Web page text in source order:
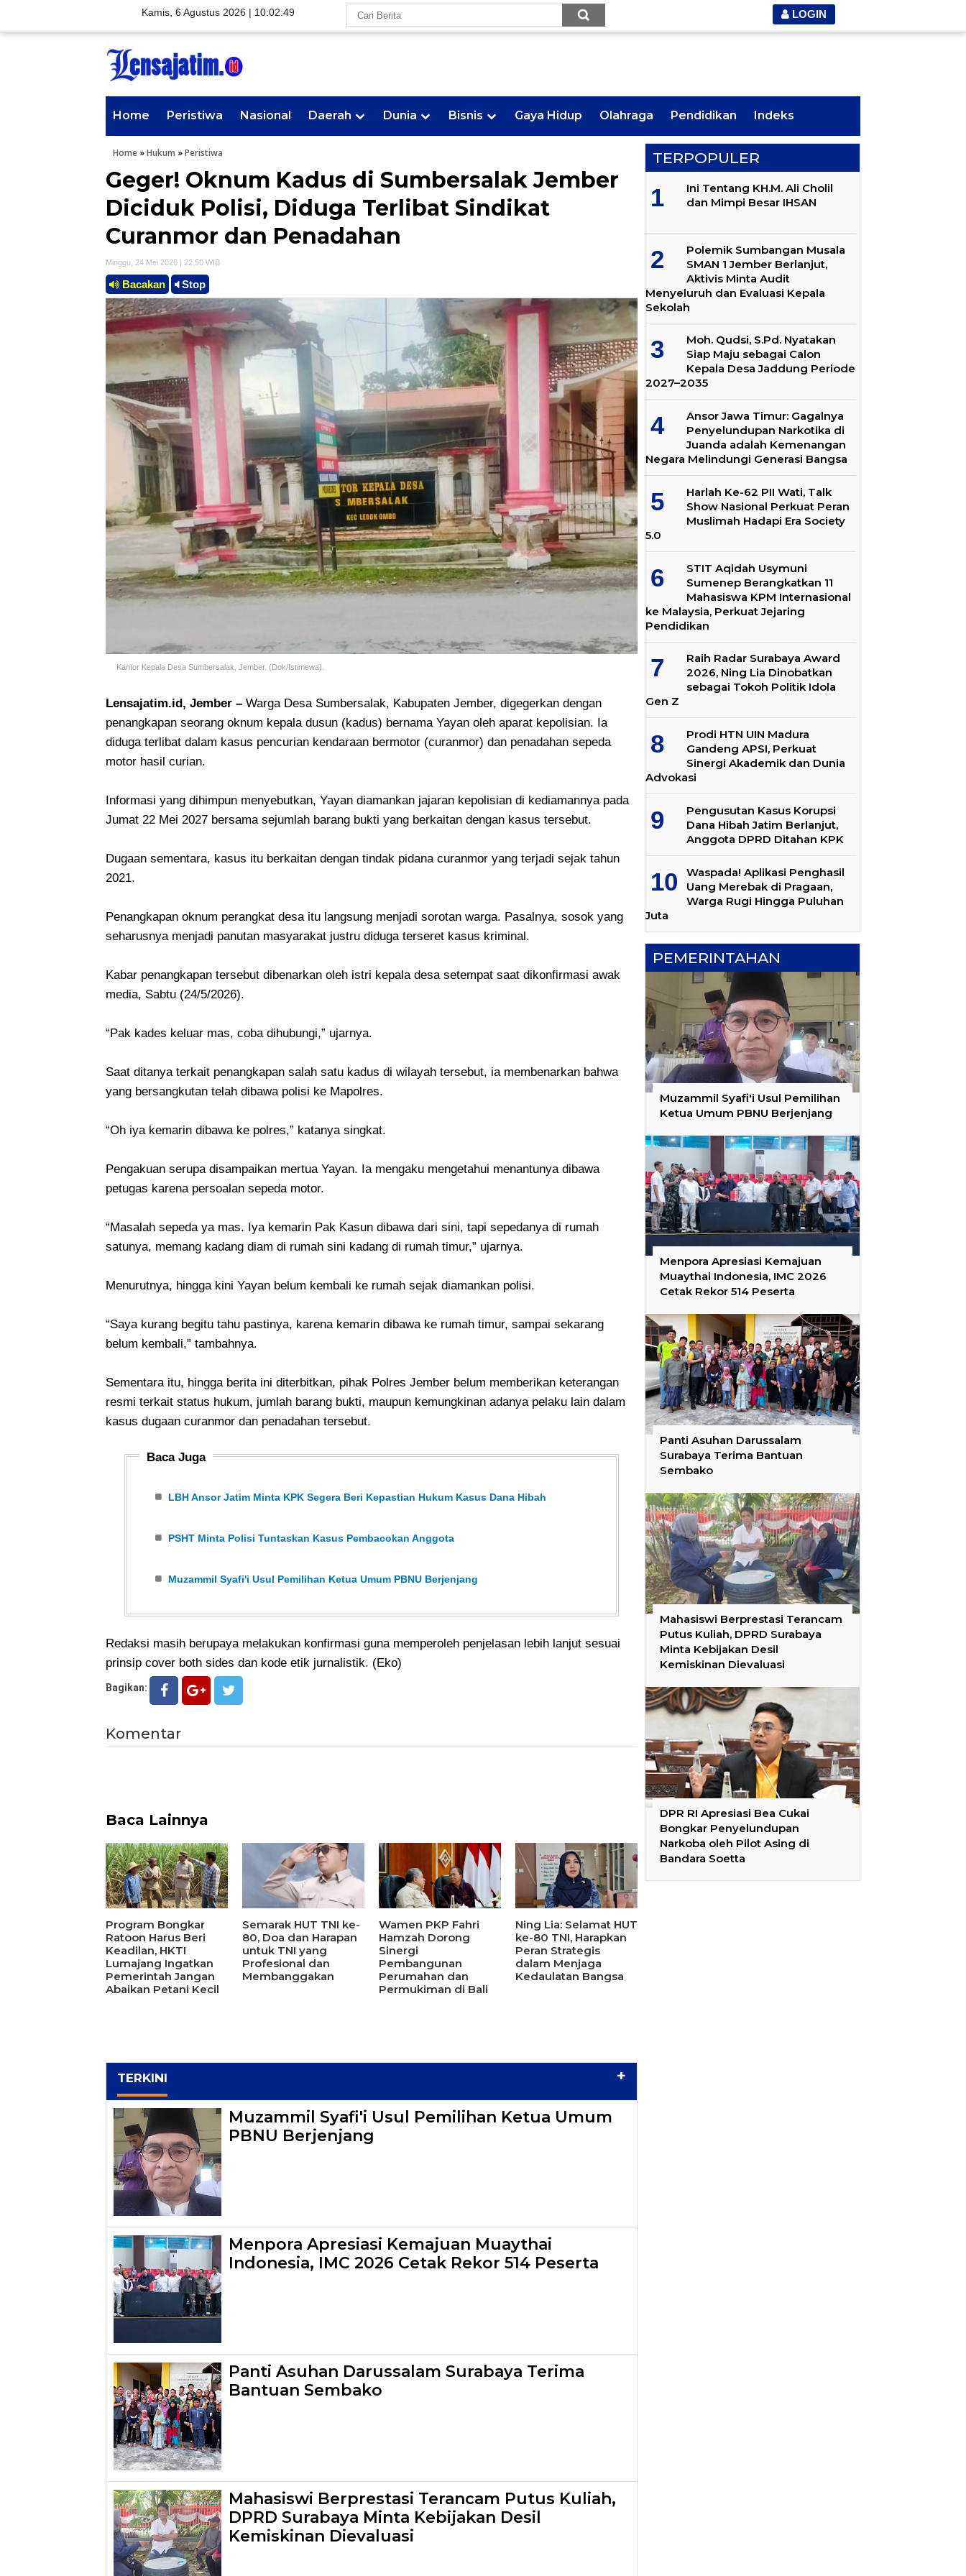
Kamis, 6 Agustus 2026 | 10:02:50 LOGIN
Home Peristiwa Nasional Daerah Dunia Bisnis Gaya Hidup Olahraga Pendidikan Indeks
Home »Hukum »Peristiwa
Geger! Oknum Kadus di Sumbersalak Jember
Diciduk Polisi, Diduga Terlibat Sindikat
Curanmor dan Penadahan
Minggu, 24 Mei 2026 | 22.50 WIB
Bacakan Stop
Kantor Kepala Desa Sumbersalak, Jember. (Dok/Istimewa).
Lensajatim.id, Jember – Warga Desa Sumbersalak, Kabupaten Jember, digegerkan dengan
penangkapan seorang oknum kepala dusun (kadus) bernama Yayan oleh aparat kepolisian. Ia
diduga terlibat dalam kasus pencurian kendaraan bermotor (curanmor) dan penadahan sepeda
motor hasil curian.
Informasi yang dihimpun menyebutkan, Yayan diamankan jajaran kepolisian di kediamannya pada
Jumat 22 Mei 2027 bersama sejumlah barang bukti yang berkaitan dengan kasus tersebut.
Dugaan sementara, kasus itu berkaitan dengan tindak pidana curanmor yang terjadi sejak tahun
2021.
Penangkapan oknum perangkat desa itu langsung menjadi sorotan warga. Pasalnya, sosok yang
seharusnya menjadi panutan masyarakat justru diduga terseret kasus kriminal.
Kabar penangkapan tersebut dibenarkan oleh istri kepala desa setempat saat dikonfirmasi awak
media, Sabtu (24/5/2026).
“Pak kades keluar mas, coba dihubungi,” ujarnya.
Saat ditanya terkait penangkapan salah satu kadus di wilayah tersebut, ia membenarkan bahwa
yang bersangkutan telah dibawa polisi ke Mapolres.
“Oh iya kemarin dibawa ke polres,” katanya singkat.
Pengakuan serupa disampaikan mertua Yayan. Ia mengaku mengetahui menantunya dibawa
petugas karena persoalan sepeda motor.
“Masalah sepeda ya mas. Iya kemarin Pak Kasun dibawa dari sini, tapi sepedanya di rumah
satunya, memang kadang diam di rumah sini kadang di rumah timur,” ujarnya.
Menurutnya, hingga kini Yayan belum kembali ke rumah sejak diamankan polisi.
“Saya kurang begitu tahu pastinya, karena kemarin dibawa ke rumah timur, sampai sekarang
belum kembali,” tambahnya.
Sementara itu, hingga berita ini diterbitkan, pihak Polres Jember belum memberikan keterangan
resmi terkait status hukum, jumlah barang bukti, maupun kemungkinan adanya pelaku lain dalam
kasus dugaan curanmor dan penadahan tersebut.
Baca Juga
LBH Ansor Jatim Minta KPK Segera Beri Kepastian Hukum Kasus Dana Hibah
PSHT Minta Polisi Tuntaskan Kasus Pembacokan Anggota
Muzammil Syafi'i Usul Pemilihan Ketua Umum PBNU Berjenjang
Redaksi masih berupaya melakukan konfirmasi guna memperoleh penjelasan lebih lanjut sesuai
prinsip cover both sides dan kode etik jurnalistik. (Eko)
Bagikan:
Komentar
Baca Lainnya
Program Bongkar
Ratoon Harus Beri
Keadilan, HKTI
Lumajang Ingatkan
Pemerintah Jangan
Abaikan Petani Kecil
Semarak HUT TNI ke-
80, Doa dan Harapan
untuk TNI yang
Profesional dan
Membanggakan
Wamen PKP Fahri
Hamzah Dorong
Sinergi
Pembangunan
Perumahan dan
Permukiman di Bali
Ning Lia: Selamat HUT
ke-80 TNI, Harapkan
Peran Strategis
dalam Menjaga
Kedaulatan Bangsa
TERKINI +
Muzammil Syafi'i Usul Pemilihan Ketua Umum
PBNU Berjenjang
Menpora Apresiasi Kemajuan Muaythai
Indonesia, IMC 2026 Cetak Rekor 514 Peserta
Panti Asuhan Darussalam Surabaya Terima
Bantuan Sembako
Mahasiswi Berprestasi Terancam Putus Kuliah,
DPRD Surabaya Minta Kebijakan Desil
Kemiskinan Dievaluasi
TERPOPULER
Ini Tentang KH.M. Ali Cholil
dan Mimpi Besar IHSAN
Polemik Sumbangan Musala
SMAN 1 Jember Berlanjut,
Aktivis Minta Audit
Menyeluruh dan Evaluasi Kepala
Sekolah
Moh. Qudsi, S.Pd. Nyatakan
Siap Maju sebagai Calon
Kepala Desa Jaddung Periode
2027–2035
Ansor Jawa Timur: Gagalnya
Penyelundupan Narkotika di
Juanda adalah Kemenangan
Negara Melindungi Generasi Bangsa
Harlah Ke-62 PII Wati, Talk
Show Nasional Perkuat Peran
Muslimah Hadapi Era Society
5.0
STIT Aqidah Usymuni
Sumenep Berangkatkan 11
Mahasiswa KPM Internasional
ke Malaysia, Perkuat Jejaring
Pendidikan
Raih Radar Surabaya Award
2026, Ning Lia Dinobatkan
sebagai Tokoh Politik Idola
Gen Z
Prodi HTN UIN Madura
Gandeng APSI, Perkuat
Sinergi Akademik dan Dunia
Advokasi
Pengusutan Kasus Korupsi
Dana Hibah Jatim Berlanjut,
Anggota DPRD Ditahan KPK
Waspada! Aplikasi Penghasil
Uang Merebak di Pragaan,
Warga Rugi Hingga Puluhan
Juta
PEMERINTAHAN
Muzammil Syafi'i Usul Pemilihan
Ketua Umum PBNU Berjenjang
Menpora Apresiasi Kemajuan
Muaythai Indonesia, IMC 2026
Cetak Rekor 514 Peserta
Panti Asuhan Darussalam
Surabaya Terima Bantuan
Sembako
Mahasiswi Berprestasi Terancam
Putus Kuliah, DPRD Surabaya
Minta Kebijakan Desil
Kemiskinan Dievaluasi
DPR RI Apresiasi Bea Cukai
Bongkar Penyelundupan
Narkoba oleh Pilot Asing di
Bandara Soetta